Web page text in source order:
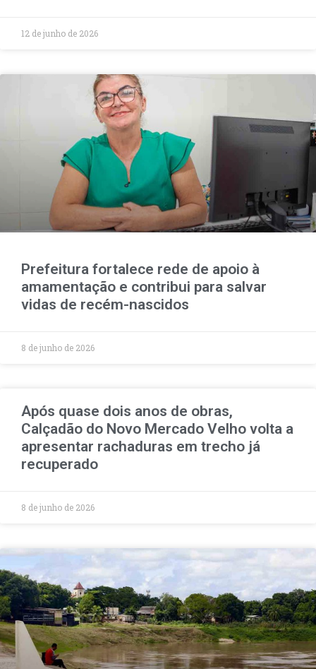
12 de junho de 2026
Prefeitura fortalece rede de apoio à
amamentação e contribui para salvar
vidas de recém-nascidos
8 de junho de 2026
Após quase dois anos de obras,
Calçadão do Novo Mercado Velho volta a
apresentar rachaduras em trecho já
recuperado
8 de junho de 2026